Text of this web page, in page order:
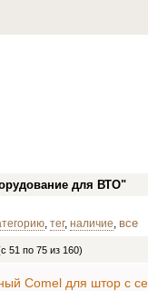
для ВТО"
,тег,наличие, все
51 по 75 из 160)
Comel для штор с